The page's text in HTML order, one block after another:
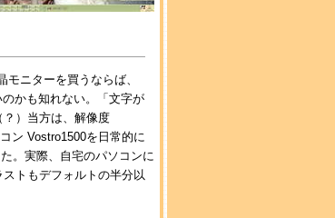
ニターを買うならば、
かも知れない。「文字が
）当方は、解像度
ン Vostro1500を日常的に
。実際、自宅のパソコンに
トもデフォルトの半分以